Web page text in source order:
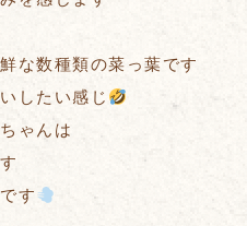
な数種類の菜っ葉です
したい感じ
ゃんは
す